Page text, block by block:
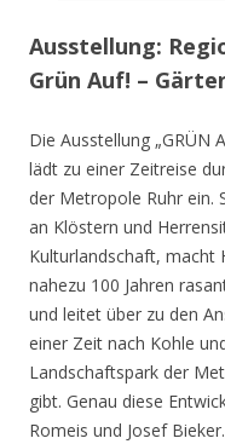
Ausstellung:
Grün Auf! –
Die Ausstellung „GRÜN
lädt zu einer Zeitreise
der Metropole Ruhr ein.
an Klöstern und
Kulturlandschaft, macht
nahezu 100 Jahren
und leitet über zu den
einer Zeit nach Kohle
Landschaftspark der
gibt. Genau diese
Romeis und Josef